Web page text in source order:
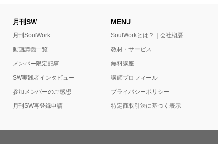
月刊SW
月刊SoulWork
動画講義一覧
メンバー限定記事
SW実践者インタビュー
参加メンバーのご感想
月刊SW再登録申請
MENU
SoulWorkとは？｜会社概要
教材・サービス
無料講座
講師プロフィール
プライバシーポリシー
特定商取引法に基づく表示